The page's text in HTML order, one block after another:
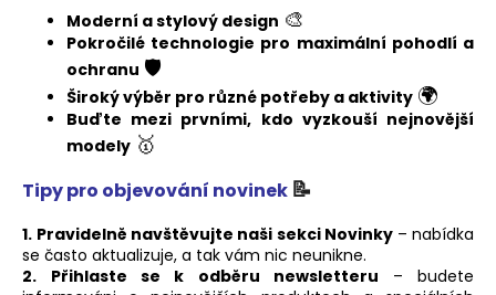
Moderní a stylový design 🎨
Pokročilé technologie pro maximální pohodlí a
ochranu 🛡️
Široký výběr pro různé potřeby a aktivity 🌍
Buďte mezi prvními, kdo vyzkouší nejnovější
modely 🥇
Tipy pro objevování novinek 📝
1. Pravidelně navštěvujte naši sekci Novinky– nabídka
se často aktualizuje, a tak vám nic neunikne.
2.
Přihlaste se k odběru newsletteru – budete
HLEDAT
o
p